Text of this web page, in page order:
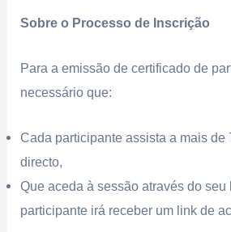
Sobre o Processo de Inscrição
Para a emissão de certificado de
necessário que:
Cada participante assista a mais de
directo,
Que aceda à sessão através do seu
participante irá receber um link de